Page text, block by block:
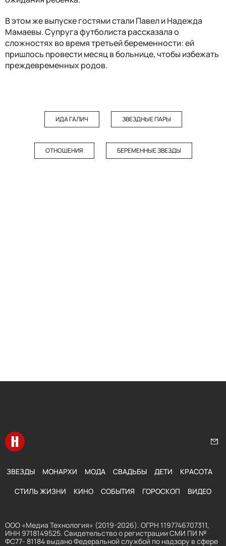
В этом же выпуске гостями стали Павел и Надежда
Мамаевы. Супруга футболиста рассказала о
сложностях во время третьей беременности: ей
пришлось провести месяц в больнице, чтобы избежать
преждевременных родов.
ИДА ГАЛИЧ ЗВЕЗДНЫЕ ПАРЫ
ОТНОШЕНИЯ БЕРЕМЕННЫЕ ЗВЕЗДЫ
Перейти на главную
ЗВЕЗДЫ МОНАРХИ МОДА СВАДЬБЫ ДЕТИ КРАСОТА
СТИЛЬ ЖИЗНИ КИНО СОБЫТИЯ ГОРОСКОП ВИДЕО
ООО «Медиа Технология» (2019-2026). ОГРН 1197746707311,
ИНН 9718149525. Свидетельство о регистрации СМИ ПИ №
ФС77- 81184 выдано Федеральной службой по надзору в сфере